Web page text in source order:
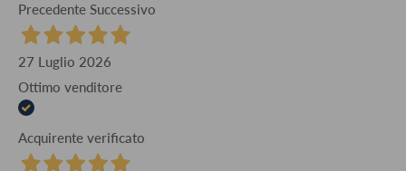
Precedente Successivo
27 Luglio 2026
Ottimo venditore
Acquirente verificato